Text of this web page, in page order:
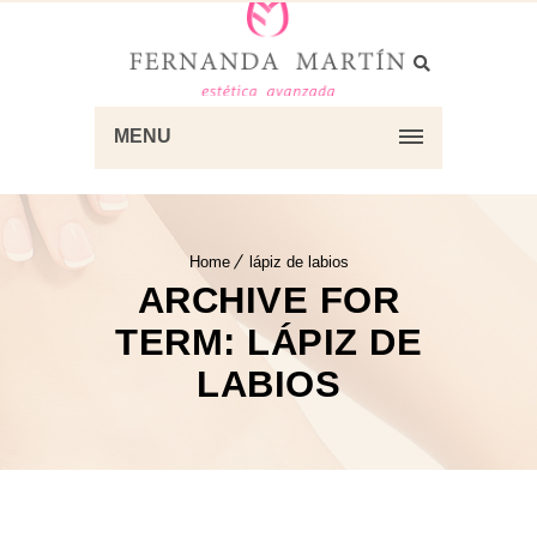
MENU
Home lápiz de labios
ARCHIVE FOR
TERM: LÁPIZ DE
LABIOS